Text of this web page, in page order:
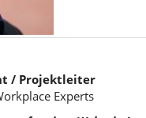
/ Projektleiter
Experts